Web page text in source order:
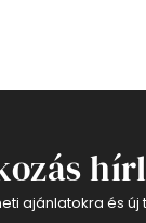
ajánlatokra és